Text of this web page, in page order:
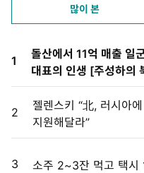
많이 본
1
돌산에서 11억 매출 일
대표의 인생 [주성하의
2
젤렌스키 “北, 러시아
지원해달라”
3 소주 2~3잔 먹고 택시